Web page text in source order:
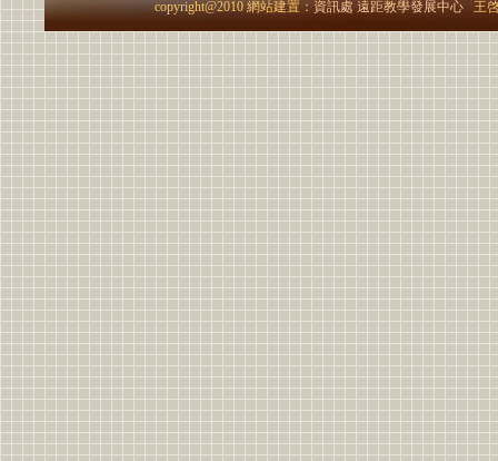
copyright@2010 網站建置： 資訊處 遠距教學發展中心王